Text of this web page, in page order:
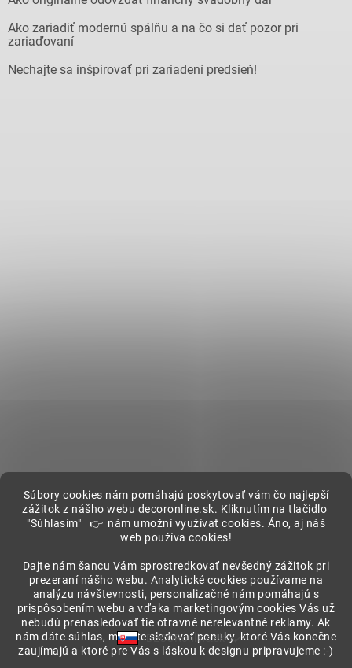
Súbory cookies nám pomáhajú poskytovať vám čo najlepší
zážitok z nášho webu decoronline.sk. Kliknutím na tlačidlo
"Súhlasím" 👉 nám umožní využívať cookies. Áno, aj náš
web používa cookies!
Dajte nám šancu Vám sprostredkovať nevšedný zážitok pri
prezeraní nášho webu. Analytické cookies používame na
analýzu návštevnosti, personalizačné nám pomáhajú s
prispôsobením webu a vďaka marketingovým cookies Vás už
nebudú prenasledovať tie otravné nerelevantné reklamy. Ak
nám dáte súhlas, môžete sledovať ponuky, ktoré Vás konečne
zaujímajú a ktoré pre Vás s láskou k designu pripravujeme :-)
Ako zariadiť modernú spálňu a na čo si dať pozor pri
zariaďovaní
Nechajte sa inšpirovať pri zariadení predsieň!
Showroom
DECORonline.sk